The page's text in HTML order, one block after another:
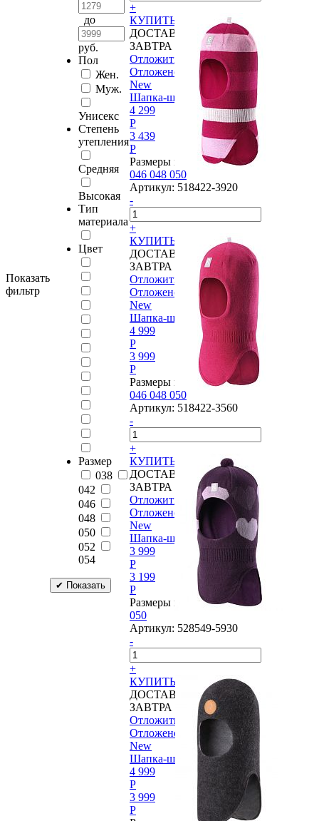
Показать
фильтр
до
руб.
Пол
Жен.
Муж.
Унисекс
Степень
утепления
Средняя
Высокая
Тип
материала
Цвет
Размер
038
042
046
048
050
052
054
+
КУПИТЬ
ДОСТАВИМ
ЗАВТРА
Отложить
Отложено
New
Шапка-шлем Reima®, Starrie
4 299
P
3 439
P
Размеры в наличии:
046 048 050
Артикул: 518422-3920
-
+
КУПИТЬ
ДОСТАВИМ
ЗАВТРА
Отложить
Отложено
New
Шапка-шлем Reima®, Starrie
4 999
P
3 999
P
Размеры в наличии:
046 048 050
Артикул: 518422-3560
-
+
КУПИТЬ
ДОСТАВИМ
ЗАВТРА
Отложить
Отложено
New
Шапка-шлем Reima®, Puolukka
3 999
P
3 199
P
Размеры в наличии:
050
Артикул: 528549-5930
-
+
КУПИТЬ
ДОСТАВИМ
ЗАВТРА
Отложить
Отложено
New
Шапка-шлем Reima®, Kolo
4 999
P
3 999
P